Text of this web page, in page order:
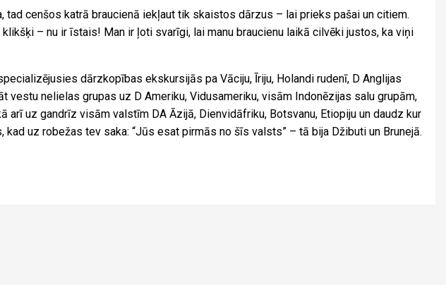
tad cenšos katrā braucienā iekļaut tik skaistos dārzus – lai prieks pašai un citiem.
– nu ir īstais! Man ir ļoti svarīgi, lai manu braucienu laikā cilvēki justos, ka viņi
dārzkopības ekskursijās pa Vāciju, Īriju, Holandi rudenī, D Anglijas
vestu nelielas grupas uz D Ameriku, Vidusameriku, visām Indonēzijas salu grupām,
arī uz gandrīz visām valstīm DA Āzijā, Dienvidāfriku, Botsvanu, Etiopiju un daudz kur
uz robežas tev saka: “Jūs esat pirmās no šīs valsts” – tā bija Džibuti un Brunejā.